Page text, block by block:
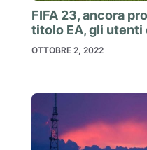
FIFA 23, ancora
titolo EA, gli utenti
OTTOBRE 2, 2022